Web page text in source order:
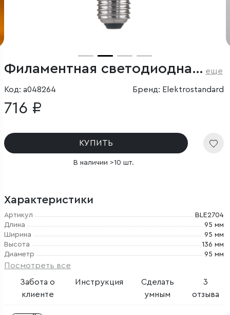
Филаментная светодиодная лампа G95 6W 3300K E27 тонированная еще
Код: a048264 Бренд: Elektrostandard
716 ₽
КУПИТЬ
В наличии >10 шт.
Характеристики
Артикул
BLE2704
Длина
95 мм
Ширина
95 мм
Высота
136 мм
Диаметр
95 мм
Посмотреть все
Забота о
клиенте
Инструкция
Сделать
умным
3
отзыва